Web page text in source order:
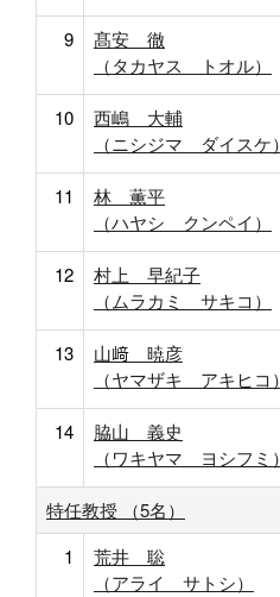
9
髙安 徹
（タカヤス トオル）
10
西嶋 大輔
（ニシジマ ダイスケ）
11
林 薫平
（ハヤシ クンペイ）
12
村上 早紀子
（ムラカミ サキコ）
13
山﨑 暁彦
（ヤマザキ アキヒコ）
14
脇山 義史
（ワキヤマ ヨシフミ）
特任教授 （5名）
1
荒井 聡
（アライ サトシ）